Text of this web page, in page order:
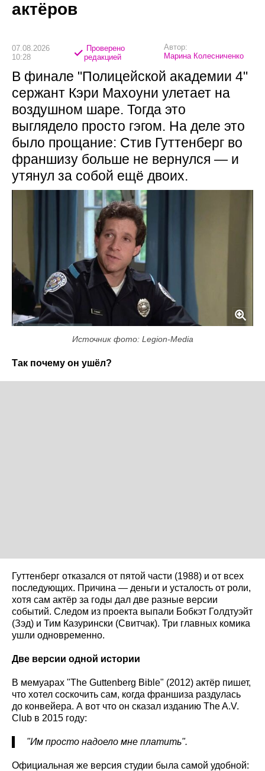
актёров
07.08.2026
10:28
Проверено
редакцией
Автор:
Марина Колесниченко
В финале "Полицейской академии 4"
сержант Кэри Махоуни улетает на
воздушном шаре. Тогда это
выглядело просто гэгом. На деле это
было прощание: Стив Гуттенберг во
франшизу больше не вернулся — и
утянул за собой ещё двоих.
Источник фото: Legion-Media
Так почему он ушёл?
Гуттенберг отказался от пятой части (1988) и от всех
последующих. Причина — деньги и усталость от роли,
хотя сам актёр за годы дал две разные версии
событий. Следом из проекта выпали Бобкэт Голдтуэйт
(Зэд) и Тим Казурински (Свитчак). Три главных комика
ушли одновременно.
Две версии одной истории
В мемуарах "The Guttenberg Bible" (2012) актёр пишет,
что хотел соскочить сам, когда франшиза раздулась
до конвейера. А вот что он сказал изданию The A.V.
Club в 2015 году:
"Им просто надоело мне платить".
Официальная же версия студии была самой удобной: